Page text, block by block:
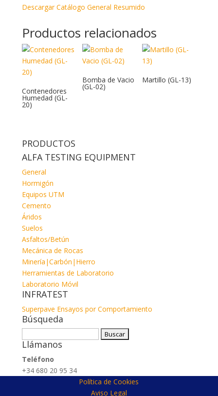
Descargar Catálogo General Resumido
Productos relacionados
Contenedores
Humedad (GL-
20)
Bomba de Vacio
(GL-02)
Martillo (GL-13)
PRODUCTOS
ALFA TESTING EQUIPMENT
General
Hormigón
Equipos UTM
Cemento
Áridos
Suelos
Asfaltos/Betún
Mecánica de Rocas
Minería|Carbón|Hierro
Herramientas de Laboratorio
Laboratorio Móvil
INFRATEST
Superpave Ensayos por Comportamiento
Búsqueda
Llámanos
Teléfono
+34 680 20 95 34
Política de Cookies
Aviso Legal